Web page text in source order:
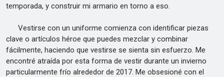
temporada, y construir mi armario en torno a eso.
Vestirse con un uniforme comienza con identificar piezas
clave o artículos héroe que puedes mezclar y combinar
fácilmente, haciendo que vestirse se sienta sin esfuerzo. Me
encontré atraída por esta forma de vestir durante un invierno
particularmente frío alrededor de 2017. Me obsesioné con el